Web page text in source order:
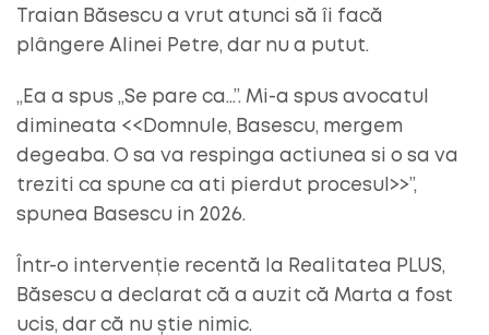
Traian Băsescu a vrut atunci să îi facă
plângere Alinei Petre, dar nu a putut.
„Ea a spus „Se pare ca…”. Mi-a spus avocatul
dimineata <<Domnule, Basescu, mergem
degeaba. O sa va respinga actiunea si o sa va
treziti ca spune ca ati pierdut procesul>>”,
spunea Basescu in 2026.
Într-o intervenție recentă la Realitatea PLUS,
Băsescu a declarat că a auzit că Marta a fost
ucis, dar că nu știe nimic.